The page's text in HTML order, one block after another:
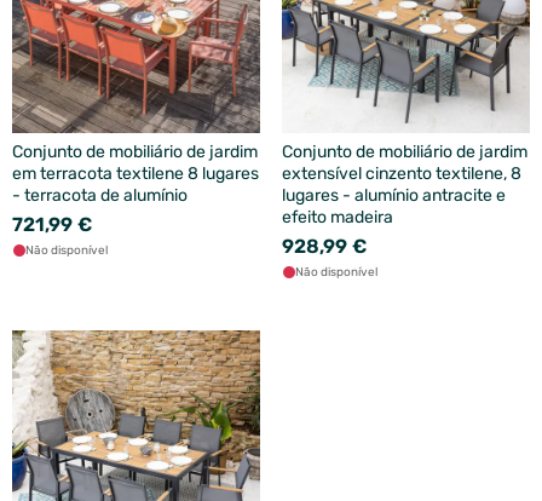
Conjunto de mobiliário de jardim
em terracota textilene 8 lugares
- terracota de alumínio
721,99 €
Não disponível
Conjunto de mobiliário de jardim
extensível cinzento textilene, 8
lugares - alumínio antracite e
efeito madeira
928,99 €
Não disponível